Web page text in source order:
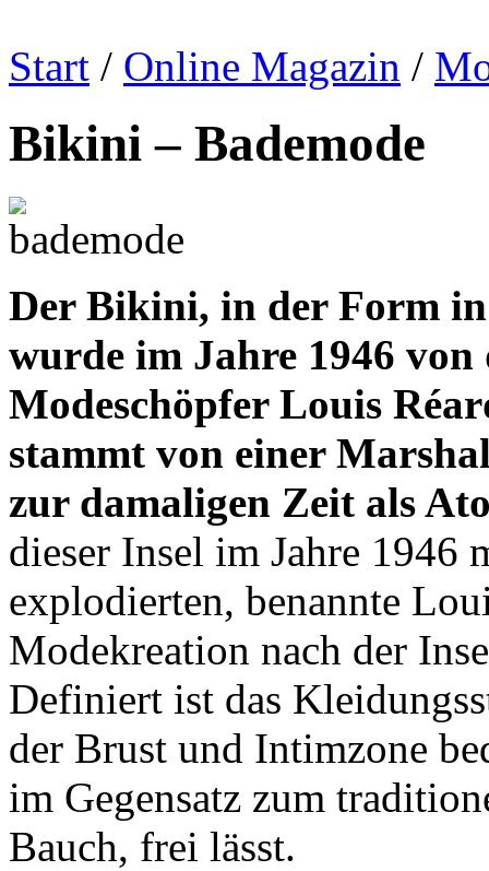
Start / Online Magazin /
Bikini – Bademode
Der Bikini, in der Form
wurde im Jahre 1946 von
Modeschöpfer Louis
stammt von einer
zur damaligen Zeit als
dieser Insel im Jahre 1946
explodierten, benannte
Modekreation nach der
Definiert ist das
der Brust und Intimzone
im Gegensatz zum
Bauch, frei lässt.